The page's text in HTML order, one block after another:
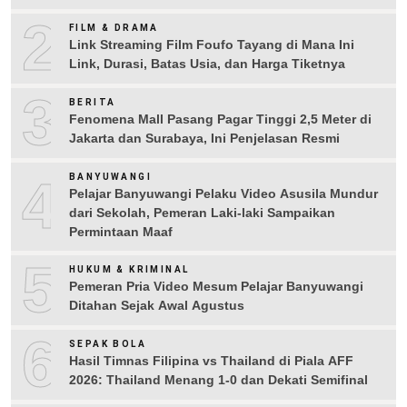
2
FILM & DRAMA
Link Streaming Film Foufo Tayang di Mana Ini
Link, Durasi, Batas Usia, dan Harga Tiketnya
3 BERITA
Fenomena Mall Pasang Pagar Tinggi 2,5 Meter di
Jakarta dan Surabaya, Ini Penjelasan Resmi
4 BANYUWANGI
Pelajar Banyuwangi Pelaku Video Asusila Mundur
dari Sekolah, Pemeran Laki-laki Sampaikan
Permintaan Maaf
5 HUKUM & KRIMINAL
Pemeran Pria Video Mesum Pelajar Banyuwangi
Ditahan Sejak Awal Agustus
6 SEPAK BOLA
Hasil Timnas Filipina vs Thailand di Piala AFF
2026: Thailand Menang 1-0 dan Dekati Semifinal